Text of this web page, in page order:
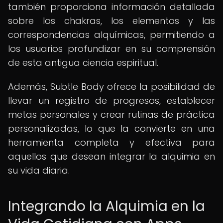
también proporciona información detallada
sobre los chakras, los elementos y las
correspondencias alquímicas, permitiendo a
los usuarios profundizar en su comprensión
de esta antigua ciencia espiritual.
Además, Subtle Body ofrece la posibilidad de
llevar un registro de progresos, establecer
metas personales y crear rutinas de práctica
personalizadas, lo que la convierte en una
herramienta completa y efectiva para
aquellos que desean integrar la alquimia en
su vida diaria.
Integrando la Alquimia en la